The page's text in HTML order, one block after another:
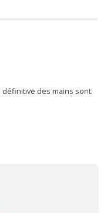
des mains sont